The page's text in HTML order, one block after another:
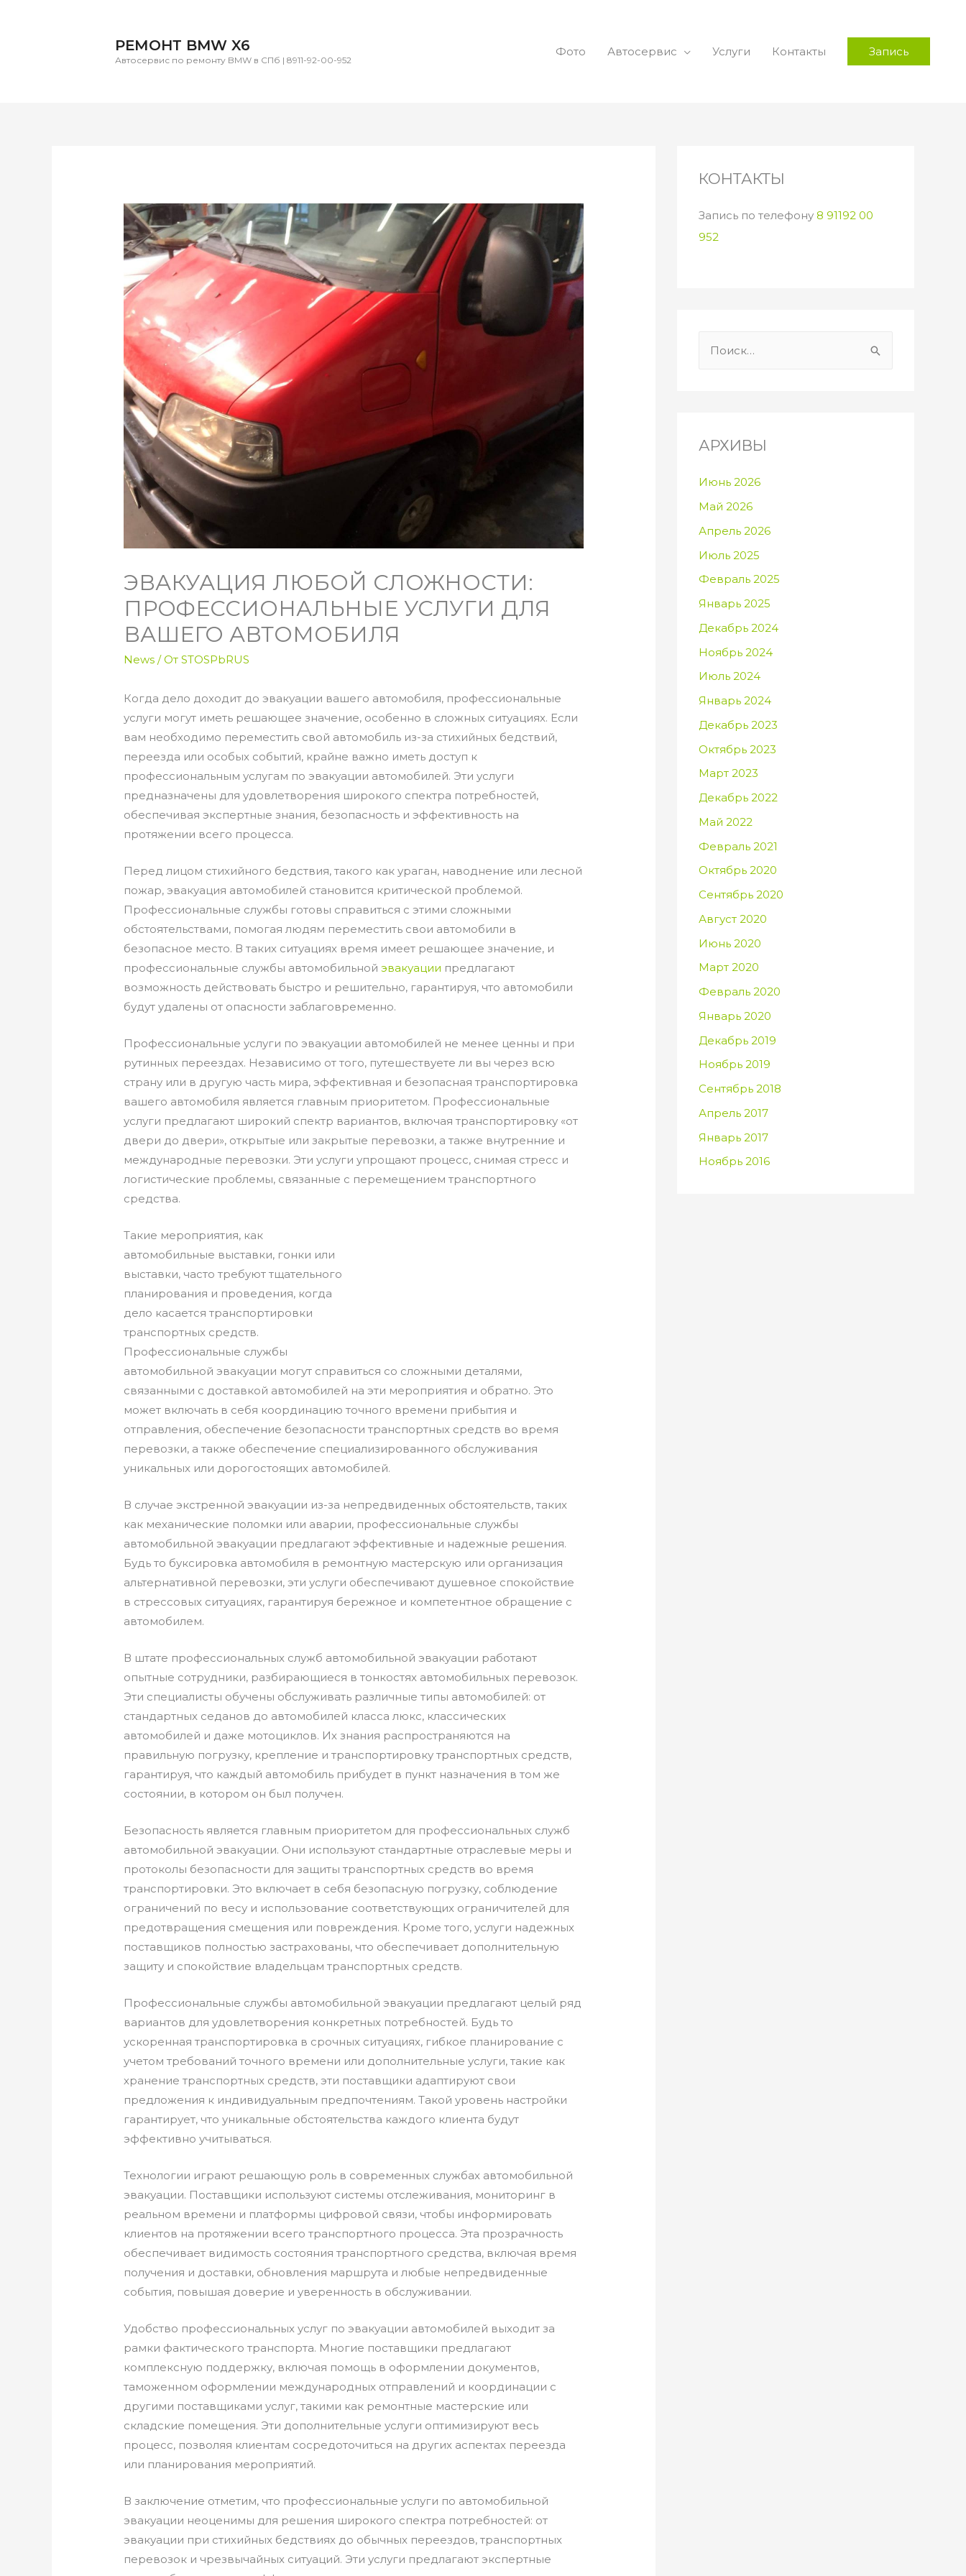
РЕМОНТ BMW X6
Автосервис по ремонту BMW в СПб | 8911-92-00-952
Фото Автосервис Услуги Контакты Запись
ЭВАКУАЦИЯ ЛЮБОЙ СЛОЖНОСТИ:
ПРОФЕССИОНАЛЬНЫЕ УСЛУГИ ДЛЯ
ВАШЕГО АВТОМОБИЛЯ
News / От STOSPbRUS
Когда дело доходит до эвакуации вашего автомобиля, профессиональные
услуги могут иметь решающее значение, особенно в сложных ситуациях. Если
вам необходимо переместить свой автомобиль из-за стихийных бедствий,
переезда или особых событий, крайне важно иметь доступ к
профессиональным услугам по эвакуации автомобилей. Эти услуги
предназначены для удовлетворения широкого спектра потребностей,
обеспечивая экспертные знания, безопасность и эффективность на
протяжении всего процесса.
Перед лицом стихийного бедствия, такого как ураган, наводнение или лесной
пожар, эвакуация автомобилей становится критической проблемой.
Профессиональные службы готовы справиться с этими сложными
обстоятельствами, помогая людям переместить свои автомобили в
безопасное место. В таких ситуациях время имеет решающее значение, и
профессиональные службы автомобильнойэвакуации предлагают
возможность действовать быстро и решительно, гарантируя, что автомобили
будут удалены от опасности заблаговременно.
Профессиональные услуги по эвакуации автомобилей не менее ценны и при
рутинных переездах. Независимо от того, путешествуете ли вы через всю
страну или в другую часть мира, эффективная и безопасная транспортировка
вашего автомобиля является главным приоритетом. Профессиональные
услуги предлагают широкий спектр вариантов, включая транспортировку «от
двери до двери», открытые или закрытые перевозки, а также внутренние и
международные перевозки. Эти услуги упрощают процесс, снимая стресс и
логистические проблемы, связанные с перемещением транспортного
средства.
Такие мероприятия, как
автомобильные выставки, гонки или
выставки, часто требуют тщательного
планирования и проведения, когда
дело касается транспортировки
транспортных средств.
Профессиональные службы
автомобильной эвакуации могут справиться со сложными деталями,
связанными с доставкой автомобилей на эти мероприятия и обратно. Это
может включать в себя координацию точного времени прибытия и
отправления, обеспечение безопасности транспортных средств во время
перевозки, а также обеспечение специализированного обслуживания
уникальных или дорогостоящих автомобилей.
В случае экстренной эвакуации из-за непредвиденных обстоятельств, таких
как механические поломки или аварии, профессиональные службы
автомобильной эвакуации предлагают эффективные и надежные решения.
Будь то буксировка автомобиля в ремонтную мастерскую или организация
альтернативной перевозки, эти услуги обеспечивают душевное спокойствие
в стрессовых ситуациях, гарантируя бережное и компетентное обращение с
автомобилем.
В штате профессиональных служб автомобильной эвакуации работают
опытные сотрудники, разбирающиеся в тонкостях автомобильных перевозок.
Эти специалисты обучены обслуживать различные типы автомобилей: от
стандартных седанов до автомобилей класса люкс, классических
автомобилей и даже мотоциклов. Их знания распространяются на
правильную погрузку, крепление и транспортировку транспортных средств,
гарантируя, что каждый автомобиль прибудет в пункт назначения в том же
состоянии, в котором он был получен.
Безопасность является главным приоритетом для профессиональных служб
автомобильной эвакуации. Они используют стандартные отраслевые меры и
протоколы безопасности для защиты транспортных средств во время
транспортировки. Это включает в себя безопасную погрузку, соблюдение
ограничений по весу и использование соответствующих ограничителей для
предотвращения смещения или повреждения. Кроме того, услуги надежных
поставщиков полностью застрахованы, что обеспечивает дополнительную
защиту и спокойствие владельцам транспортных средств.
Профессиональные службы автомобильной эвакуации предлагают целый ряд
вариантов для удовлетворения конкретных потребностей. Будь то
ускоренная транспортировка в срочных ситуациях, гибкое планирование с
учетом требований точного времени или дополнительные услуги, такие как
хранение транспортных средств, эти поставщики адаптируют свои
предложения к индивидуальным предпочтениям. Такой уровень настройки
гарантирует, что уникальные обстоятельства каждого клиента будут
эффективно учитываться.
Технологии играют решающую роль в современных службах автомобильной
эвакуации. Поставщики используют системы отслеживания, мониторинг в
реальном времени и платформы цифровой связи, чтобы информировать
клиентов на протяжении всего транспортного процесса. Эта прозрачность
обеспечивает видимость состояния транспортного средства, включая время
получения и доставки, обновления маршрута и любые непредвиденные
события, повышая доверие и уверенность в обслуживании.
Удобство профессиональных услуг по эвакуации автомобилей выходит за
рамки фактического транспорта. Многие поставщики предлагают
комплексную поддержку, включая помощь в оформлении документов,
таможенном оформлении международных отправлений и координации с
другими поставщиками услуг, такими как ремонтные мастерские или
складские помещения. Эти дополнительные услуги оптимизируют весь
процесс, позволяя клиентам сосредоточиться на других аспектах переезда
или планирования мероприятий.
В заключение отметим, что профессиональные услуги по автомобильной
эвакуации неоценимы для решения широкого спектра потребностей: от
эвакуации при стихийных бедствиях до обычных переездов, транспортных
перевозок и чрезвычайных ситуаций. Эти услуги предлагают экспертные
КОНТАКТЫ
Запись по телефону 8 91192 00
952
:АРХИВЫ
Июнь 2026
Май 2026
Апрель 2026
Июль 2025
Февраль 2025
Январь 2025
Декабрь 2024
Ноябрь 2024
Июль 2024
Январь 2024
Декабрь 2023
Октябрь 2023
Март 2023
Декабрь 2022
Май 2022
Февраль 2021
Октябрь 2020
Сентябрь 2020
Август 2020
Июнь 2020
Март 2020
Февраль 2020
Январь 2020
Декабрь 2019
Ноябрь 2019
Сентябрь 2018
Апрель 2017
Январь 2017
Ноябрь 2016